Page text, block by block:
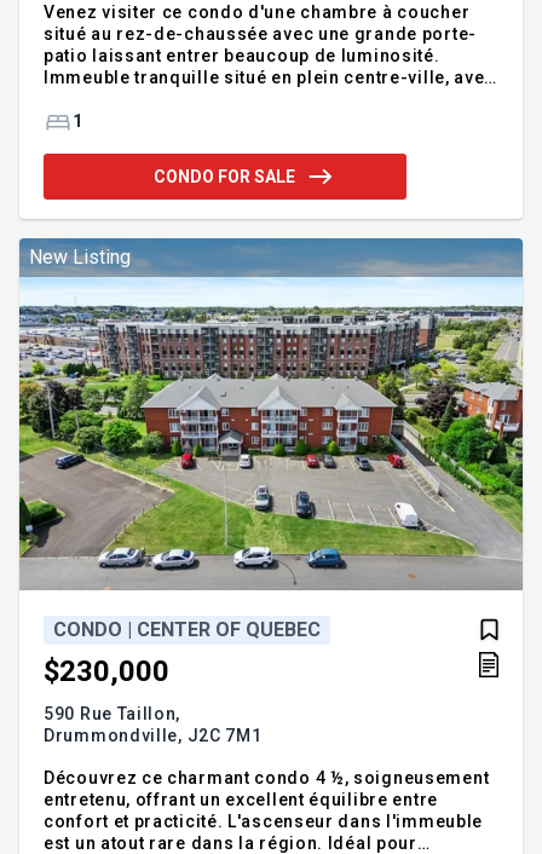
Venez visiter ce condo d'une chambre à coucher
situé au rez-de-chaussée avec une grande porte-
patio laissant entrer beaucoup de luminosité.
Immeuble tranquille situé en plein centre-ville, avec
spécialisée, piste cyclable, etc. Secteur agréable.
rangement séparé (locker) au rez-de-chaussée.
Entrée adaptée aux personnes à mobilité réduite.
tablettes murales du salon, lave-vaisselle, toiles,
stores, rideaux, thermopompe, h
1
CONDO FOR SALE
New Listing
CONDO | CENTER OF QUEBEC
$230,000
590 Rue Taillon,
Drummondville, J2C 7M1
Découvrez ce charmant condo 4 ½, soigneusement
entretenu, offrant un excellent équilibre entre
confort et practicité. L'ascenseur dans l'immeuble
est un atout rare dans la région. Idéal pour